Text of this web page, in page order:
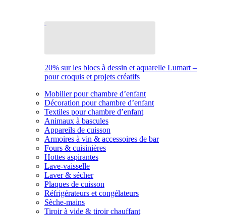
20% sur les blocs à dessin et aquarelle Lumart –
pour croquis et projets créatifs
Mobilier pour chambre d’enfant
Décoration pour chambre d’enfant
Textiles pour chambre d’enfant
Animaux à bascules
Appareils de cuisson
Armoires à vin & accessoires de bar
Fours & cuisinières
Hottes aspirantes
Lave-vaisselle
Laver & sécher
Plaques de cuisson
Réfrigérateurs et congélateurs
Sèche-mains
Tiroir à vide & tiroir chauffant